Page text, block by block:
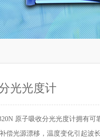
光光度计
原子吸收分光光度计拥有可
偿光源漂移，温度变化引起波